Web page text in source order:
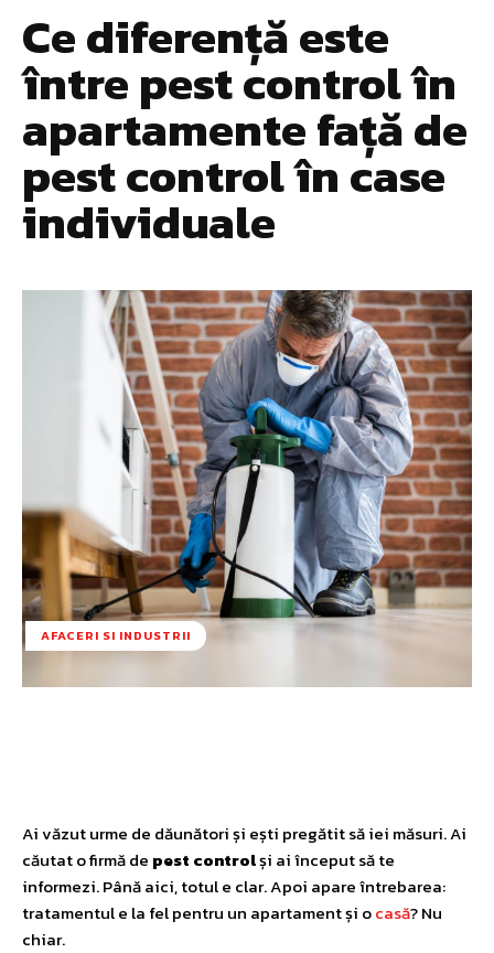
​Ce diferență este
între pest control în
apartamente față de
pest control în case
individuale
AFACERI SI INDUSTRII
Ai văzut urme de dăunători și ești pregătit să iei măsuri. Ai
căutat o firmă de pest controlși ai început să te
informezi. Până aici, totul e clar. Apoi apare întrebarea:
tratamentul e la fel pentru un apartament și ocasă? Nu
chiar.